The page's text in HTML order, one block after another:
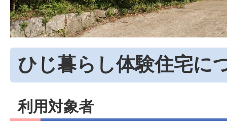
ひじ暮らし体験住宅に
利用対象者